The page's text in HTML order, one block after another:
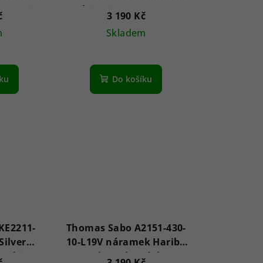
White zirconia stones
Silver
3 190 Kč
Skladem
Do košíku
white
Thomas Sabo A2151-430-
10-L19V náramek Haribo
s perlou a kamínkem